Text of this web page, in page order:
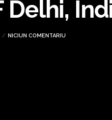
Delhi,
NICIUN COMENTARIU